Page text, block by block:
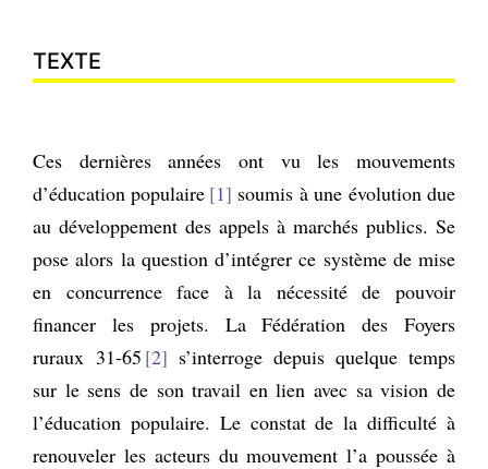
TEXTE
Ces dernières années ont vu les mouvements
d’éducation populaire 1
soumis à une évolution due
au développement des appels à marchés publics. Se
pose alors la question d’intégrer ce système de mise
en concurrence face à la nécessité de pouvoir
financer les projets. La Fédération des Foyers
ruraux 31‑65 2
s’interroge depuis quelque temps
sur le sens de son travail en lien avec sa vision de
l’éducation populaire. Le constat de la difficulté à
renouveler les acteurs du mouvement l’a poussée à